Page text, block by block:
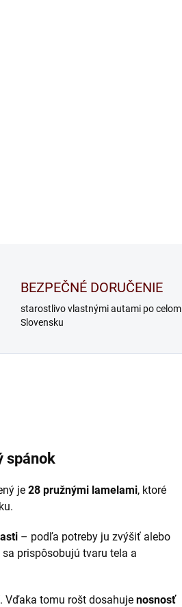
BEZPEČNÉ DORUČENIE
starostlivo vlastnými autami po celom
Slovensku
spánok
je 28 pružnými lamelami, ktoré
– podľa potreby ju zvýšiť alebo
sa prispôsobujú tvaru tela a
Vďaka tomu rošt dosahuje nosnosť